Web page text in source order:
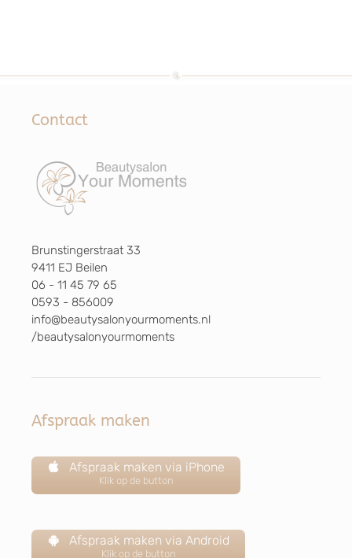
Contact
Brunstingerstraat 33
9411 EJ Beilen
06 - 11 45 79 65
0593 - 856009
info@beautysalonyourmoments.nl
/beautysalonyourmoments
Afspraak maken
Afspraak maken via iPhone
Klik op de button
Afspraak maken via Android
Klik op de button